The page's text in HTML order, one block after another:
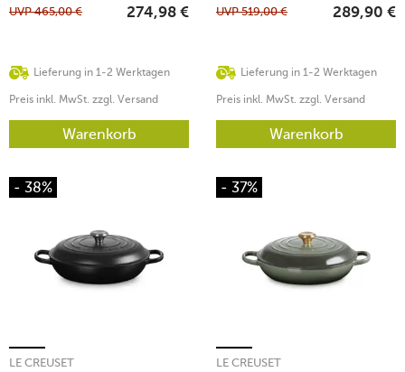
Lieferung in 1-2 Werktagen
UVP465,00 € 274,98 €
Preis inkl. MwSt. zzgl. Versand
Warenkorb
Lieferung in 1-2 Werktagen
UVP519,00 € 289,90 €
Preis inkl. MwSt. zzgl. Versand
Warenkorb
- 38%
LE CREUSET
- 37%
LE CREUSET